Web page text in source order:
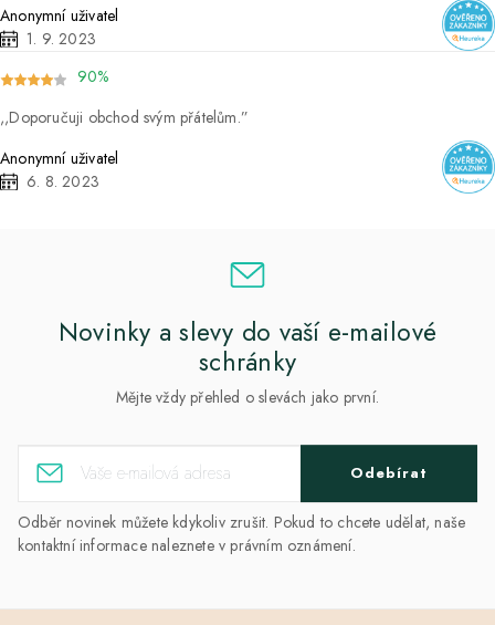
Anonymní uživatel
1. 9. 2023
90%
Doporučuji obchod svým přátelům.
Anonymní uživatel
6. 8. 2023
Novinky a slevy do vaší e-mailové
schránky
Mějte vždy přehled o slevách jako první.
Odebírat
Odběr novinek můžete kdykoliv zrušit. Pokud to chcete udělat, naše
kontaktní informace naleznete v právním oznámení.